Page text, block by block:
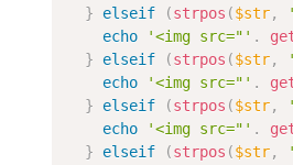
}
elseif (strpos ($str,
echo
'<img src="' .
}
elseif (strpos ($str,
echo
'<img src="' .
}
elseif (strpos ($str,
echo
'<img src="' .
}
elseif (strpos ($str,